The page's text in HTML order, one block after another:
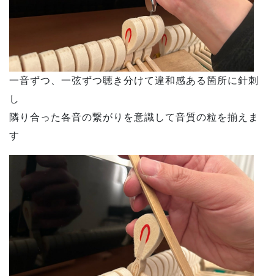
一音ずつ、一弦ずつ聴き分けて違和感ある箇所に針刺
し
隣り合った各音の繋がりを意識して音質の粒を揃えま
す